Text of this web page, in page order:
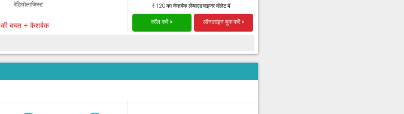
रेडियोलाजिस्ट
₹ 120 का कैशबैक लैब्सएडवाइजर वॉलेट में
की बचत + कैशबैक कॉल करें > ऑनलाइन बुक करें >